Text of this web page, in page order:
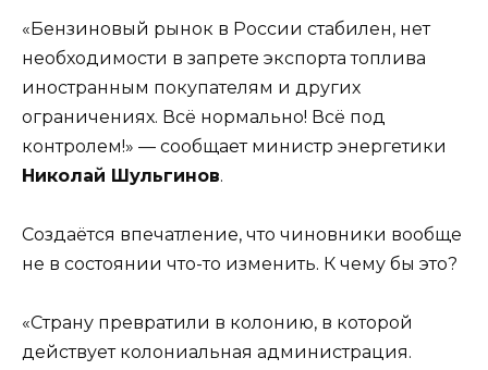
«Бензиновый рынок в России стабилен, нет
необходимости в запрете экспорта топлива
иностранным покупателям и других
ограничениях. Всё нормально! Всё под
контролем!» — сообщает министр энергетики
Николай Шульгинов.
Создаётся впечатление, что чиновники вообще
не в состоянии что-то изменить. К чему бы это?
«Страну превратили в колонию, в которой
действует колониальная администрация.